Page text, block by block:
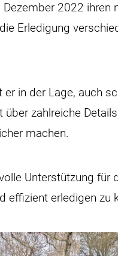
2022 ihren
Erledigung
in der Lage, auch
zahlreiche
machen.
Unterstützung für
effizient erledigen zu